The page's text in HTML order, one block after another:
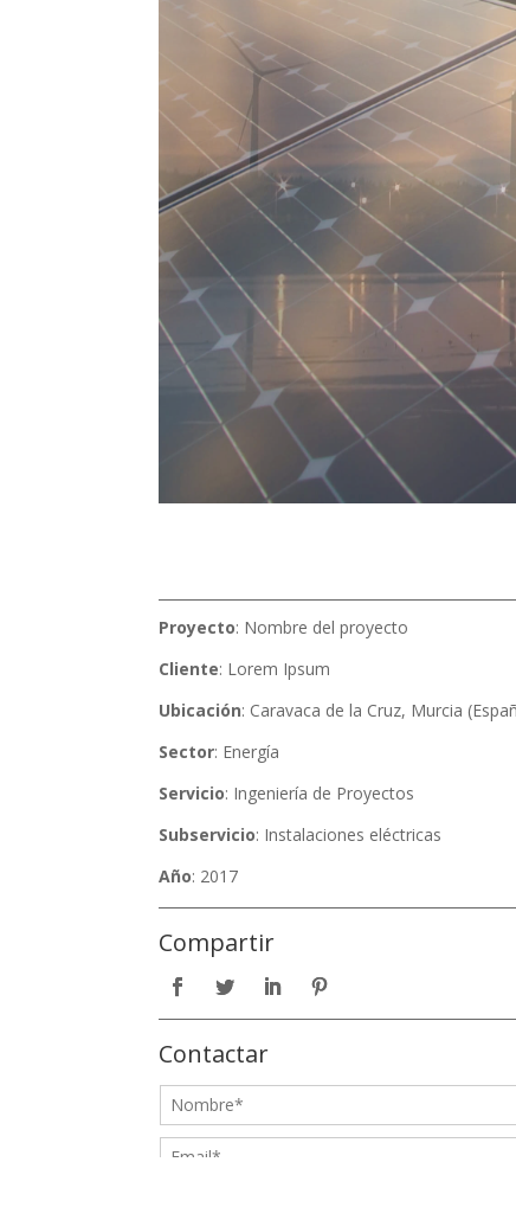
Proyecto: Nombre del proyecto
Cliente: Lorem Ipsum
Ubicación: Caravaca de la Cruz, Murcia
Sector: Energía
Servicio: Ingeniería de Proyectos
Subservicio: Instalaciones eléctricas
Año: 2017
Compartir
Contactar